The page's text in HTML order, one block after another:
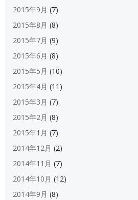
2015年9月 (7)
2015年8月 (8)
2015年7月 (9)
2015年6月 (8)
2015年5月 (10)
2015年4月 (11)
2015年3月 (7)
2015年2月 (8)
2015年1月 (7)
2014年12月 (2)
2014年11月 (7)
2014年10月 (12)
2014年9月 (8)